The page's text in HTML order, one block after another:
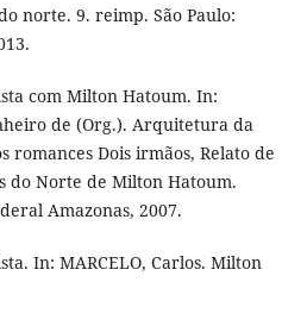
norte. 9. reimp. São Paulo:
com Milton Hatoum. In:
de (Org.). Arquitetura da
romances Dois irmãos, Relato de
do Norte de Milton Hatoum.
Amazonas, 2007.
In: MARCELO, Carlos. Milton